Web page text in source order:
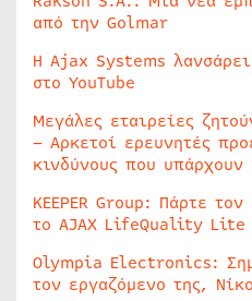
από την Golmar
Η Ajax Systems
στο YouTube
Μεγάλες εταιρείες
– Αρκετοί ερευνητές
κινδύνους που υπάρχουν
KEEPER Group: Πάρτε
το AJAX LifeQuality Lite
Olympia Electronics:
τον εργαζόμενο της,